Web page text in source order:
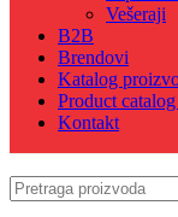
Vešeraji
B2B
Brendovi
Katalog
Product
Kontakt